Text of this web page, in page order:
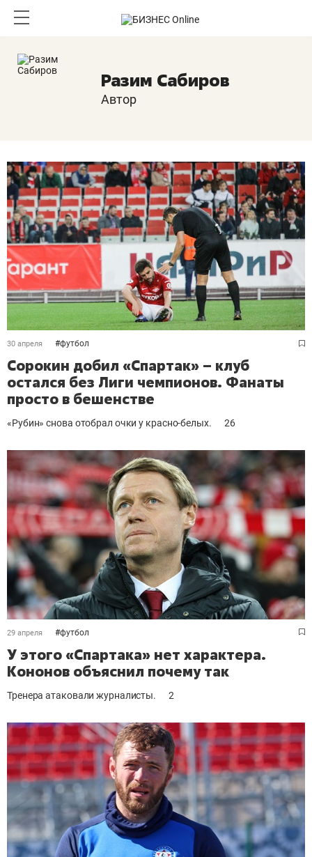
Разим Сабиров
Автор
30 апреля #футбол
Сорокин добил «Спартак» – клуб
остался без Лиги чемпионов. Фанаты
просто в бешенстве
«Рубин» снова отобрал очки у красно-белых. 26
29 апреля #футбол
У этого «Спартака» нет характера.
Кононов объяснил почему так
Тренера атаковали журналисты. 2